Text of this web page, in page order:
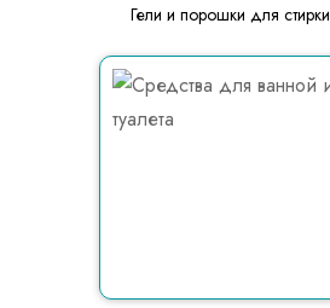
Гели и порошки для стирки